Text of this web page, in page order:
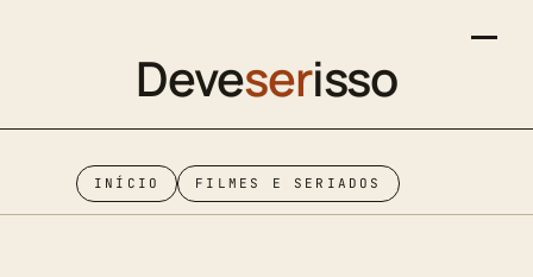
Deveserisso
INÍCIO FILMES E SERIADOS